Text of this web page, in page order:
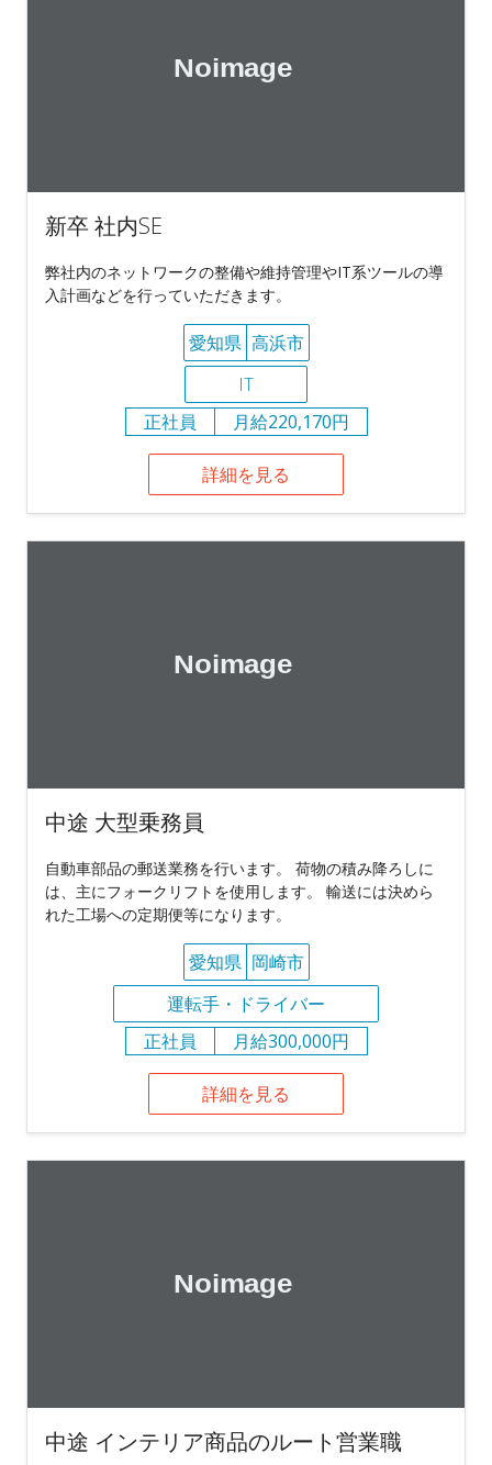
新卒 社内SE
弊社内のネットワークの整備や維持管理やIT系ツールの導
入計画などを行っていただきます。
愛知県 高浜市
IT
正社員
月給220,170円
詳細を見る
中途 大型乗務員
自動車部品の郵送業務を行います。 荷物の積み降ろしに
は、主にフォークリフトを使用します。 輸送には決めら
れた工場への定期便等になります。
愛知県 岡崎市
運転手・ドライバー
正社員
月給300,000円
詳細を見る
中途 インテリア商品のルート営業職